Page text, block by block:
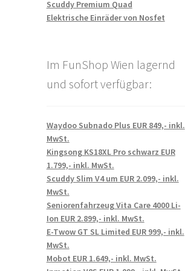
Scuddy Premium Quad
Elektrische Einräder von Nosfet
Im FunShop Wien lagernd
und sofort verfügbar:
Waydoo Subnado Plus EUR 849,- inkl.
MwSt.
Kingsong KS18XL Pro schwarz EUR
1.799,- inkl. MwSt.
Scuddy Slim V4 um EUR 2.099,- inkl.
MwSt.
Seniorenfahrzeug Vita Care 4000 Li-
Ion EUR 2.899,- inkl. MwSt.
E-Twow GT SL Limited EUR 999,- inkl.
MwSt.
Mobot EUR 1.649,- inkl. MwSt.